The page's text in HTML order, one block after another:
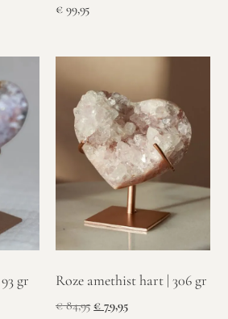
€99,95
gr Roze amethist hart | 306 gr
€84,95 € 79,95